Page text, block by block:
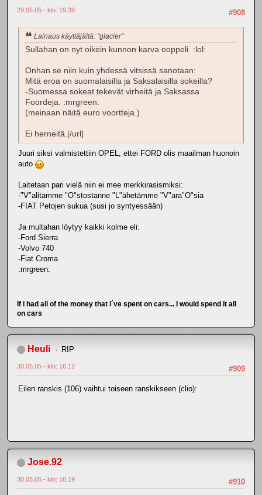
#908
29.05.05 - klo: 19.39
Lainaus käyttäjältä: "glacier"
Sullahan on nyt oikein kunnon karva ooppeli. :lol:
Onhan se niin kuin yhdessä vitsissä sanotaan:
Mitä eroa on suomalaisilla ja Saksalaisilla sokeilla?
-Suomessa sokeat tekevät virheitä ja Saksassa
Foordeja. :mrgreen:
(meinaan näitä euro voortteja.)
Ei herneitä.[/url]
Juuri siksi valmistettiin OPEL, ettei FORD olis maailman huonoin
auto
Laitetaan pari vielä niin ei mee merkkirasismiksi:
-"V"alitamme "O"stostanne "L"ähetämme "V"ara"O"sia
-FIAT Petojen sukua (susi jo syntyessään)
Ja multahan löytyy kaikki kolme eli:
-Ford Sierra
-Volvo 740
-Fiat Croma
:mrgreen:
If i had all of the money that i´ve spent on cars... I would spend it all
on cars
Heuli RIP
#909
30.05.05 - klo: 16.12
Eilen ranskis (106) vaihtui toiseen ranskikseen (clio):
Jose.92
#910
30.05.05 - klo: 16.19